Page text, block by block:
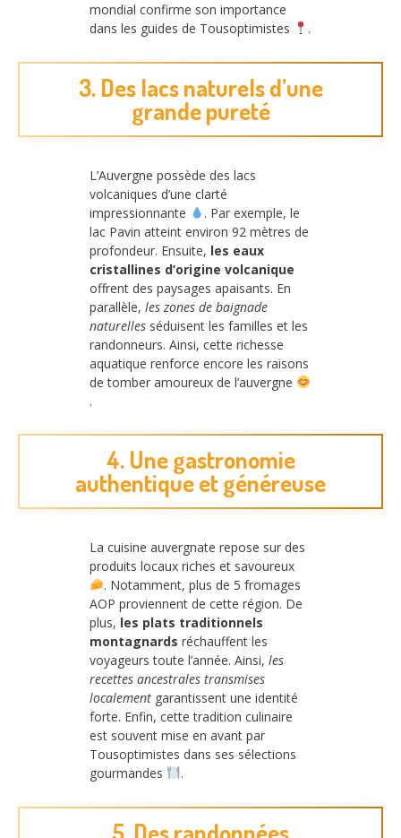
mondial confirme son importance
dans les guides de Tousoptimistes
.
3. Des lacs naturels d’une
grande pureté
L’Auvergne possède des lacs
volcaniques d’une clarté
impressionnante
. Par exemple, le
lac Pavin atteint environ 92 mètres de
profondeur. Ensuite, les eaux
cristallines d’origine volcanique
offrent des paysages apaisants. En
parallèle, les zones de baignade
naturelles séduisent les familles et les
randonneurs. Ainsi, cette richesse
aquatique renforce encore les raisons
de tomber amoureux de l’auvergne
.
4. Une gastronomie
authentique et généreuse
La cuisine auvergnate repose sur des
produits locaux riches et savoureux
. Notamment, plus de 5 fromages
AOP proviennent de cette région. De
plus, les plats traditionnels
montagnards réchauffent les
voyageurs toute l’année. Ainsi, les
recettes ancestrales transmises
localement garantissent une identité
forte. Enfin, cette tradition culinaire
est souvent mise en avant par
Tousoptimistes dans ses sélections
gourmandes
.
5. Des randonnées